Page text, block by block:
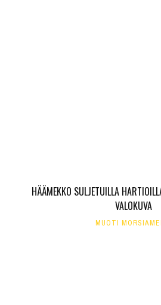
HÄÄMEKKO SULJETUILLA
VALOKUVA
MUOTI